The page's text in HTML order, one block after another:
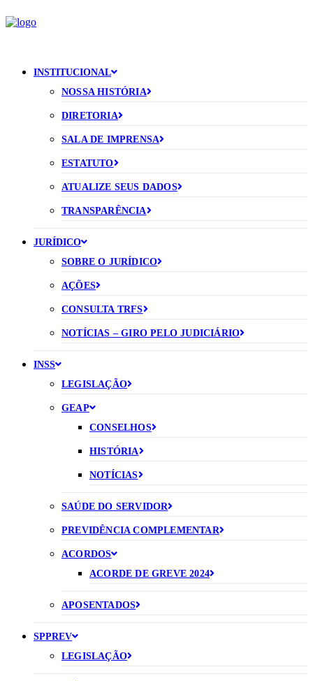
INSTITUCIONAL
NOSSA HISTÓRIA
DIRETORIA
SALA DE IMPRENSA
ESTATUTO
ATUALIZE SEUS DADOS
TRANSPARÊNCIA
JURÍDICO
SOBRE O JURÍDICO
AÇÕES
CONSULTA TRFS
NOTÍCIAS – GIRO PELO JUDICIÁRIO
INSS
LEGISLAÇÃO
GEAP
CONSELHOS
HISTÓRIA
NOTÍCIAS
SAÚDE DO SERVIDOR
PREVIDÊNCIA COMPLEMENTAR
ACORDOS
ACORDE DE GREVE 2024
APOSENTADOS
SPPREV
LEGISLAÇÃO